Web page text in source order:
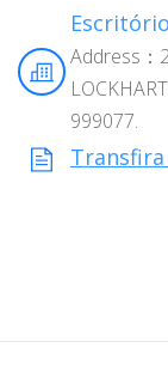
Escritório
Address：
999077.